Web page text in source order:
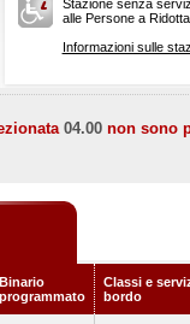
Stazione senza
alle Persone a
Informazioni sulle
04.00 non sono
Binario
programmato
Classi e
bordo